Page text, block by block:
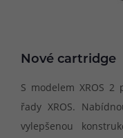
Nové cartridge
S modelem XROS
řady XROS.
vylepšenou